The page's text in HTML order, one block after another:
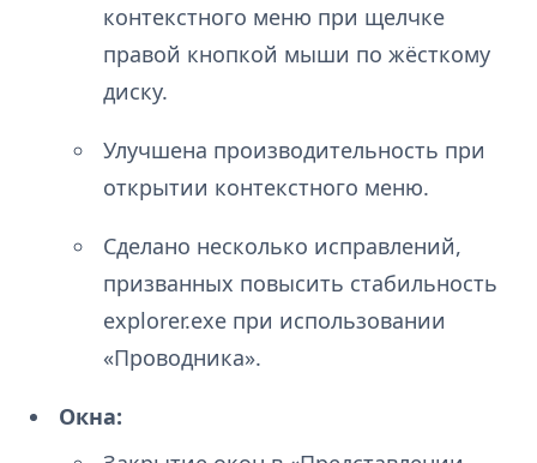
контекстного меню при щелчке
правой кнопкой мыши по жёсткому
диску.
Улучшена производительность при
открытии контекстного меню.
Сделано несколько исправлений,
призванных повысить стабильность
explorer.exe при использовании
«Проводника».
Окна: